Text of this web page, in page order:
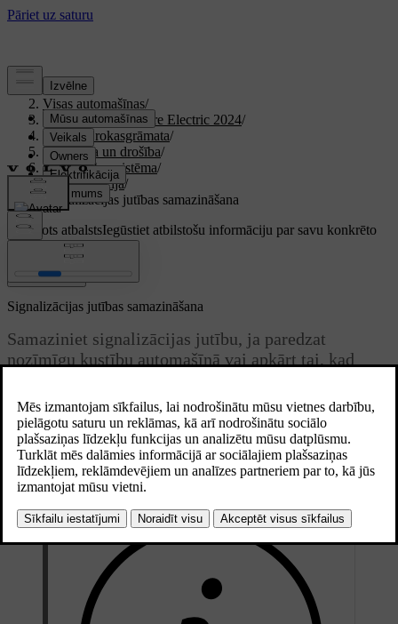
Atbalsts
Visas automašīnas/
XC40 Recharge Pure Electric 2024/
Lietotāja rokasgrāmata/
Iekāpšana un drošība/
Pretzādzības sistēma/
Signalizācija/
Signalizācijas jutības samazināšana
Pielāgots atbalstsIegūstiet atbilstošu informāciju par savu konkrēto
automašīnu.
Pierakstīties
Atjaunināts 04.04.2025
Signalizācijas jutības samazināšana
Samaziniet signalizācijas jutību, ja paredzat
nozīmīgu kustību automašīnā vai apkārt tai, kad
Šis iestatījums ir īpaši noderīgs, ja automašīna ir novietota stāvēšanai
tādā vietā, kur to var ietekmēt ārējā kustība, piemēram, braucot uz
prāmja.